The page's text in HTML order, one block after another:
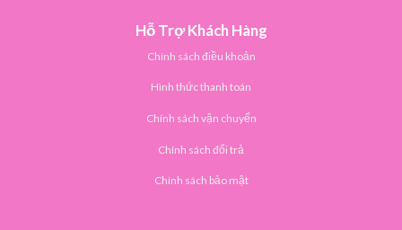
Hỗ Trợ Khách Hàng
Chính sách điều khoản
Hình thức thanh toán
Chính sách vận chuyển
Chính sách đổi trả
Chính sách bảo mật